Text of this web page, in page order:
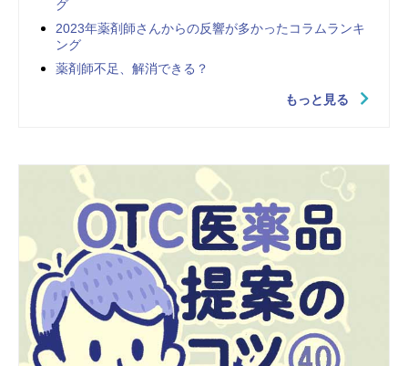
グ
2023年薬剤師さんからの反響が多かったコラムランキ
ング
薬剤師不足、解消できる？
もっと見る